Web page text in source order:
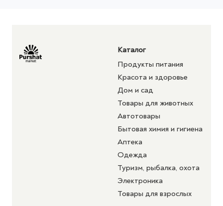
Каталог
Продукты питания
Красота и здоровье
Дом и сад
Товары для животных
Автотовары
Бытовая химия и гигиена
Аптека
Одежда
Туризм, рыбалка, охота
Электроника
Товары для взрослых